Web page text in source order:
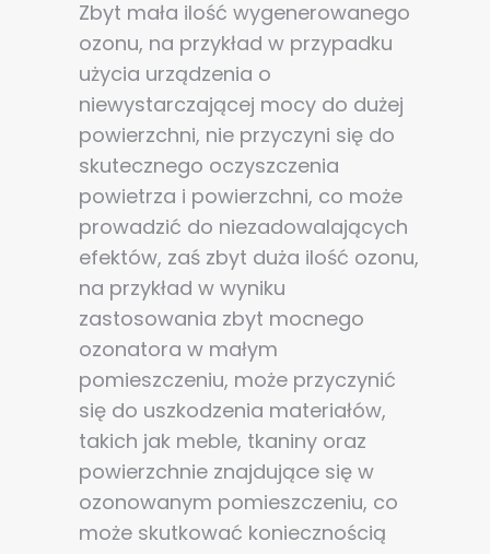
Zbyt mała ilość wygenerowanego
ozonu, na przykład w przypadku
użycia urządzenia o
niewystarczającej mocy do dużej
powierzchni, nie przyczyni się do
skutecznego oczyszczenia
powietrza i powierzchni, co może
prowadzić do niezadowalających
efektów, zaś zbyt duża ilość ozonu,
na przykład w wyniku
zastosowania zbyt mocnego
ozonatora w małym
pomieszczeniu, może przyczynić
się do uszkodzenia materiałów,
takich jak meble, tkaniny oraz
powierzchnie znajdujące się w
ozonowanym pomieszczeniu, co
może skutkować koniecznością